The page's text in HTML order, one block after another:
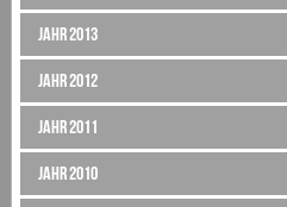
Jahr 2013
Jahr 2012
Jahr 2011
Jahr 2010